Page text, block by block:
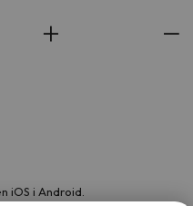
iOS i Android.